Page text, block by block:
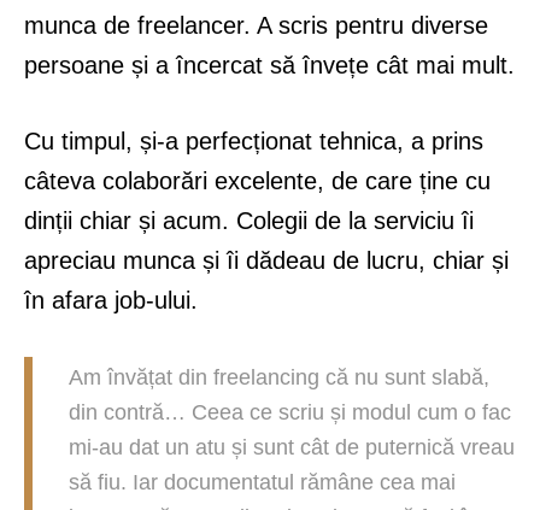
munca de freelancer. A scris pentru diverse
persoane și a încercat să învețe cât mai mult.
Cu timpul, și-a perfecționat tehnica, a prins
câteva colaborări excelente, de care ține cu
dinții chiar și acum. Colegii de la serviciu îi
apreciau munca și îi dădeau de lucru, chiar și
în afara job-ului.
Am învățat din freelancing că nu sunt slabă,
din contră… Ceea ce scriu și modul cum o fac
mi-au dat un atu și sunt cât de puternică vreau
să fiu. Iar documentatul rămâne cea mai